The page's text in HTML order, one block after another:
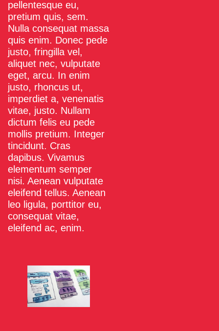
pellentesque eu,
pretium quis, sem.
Nulla consequat massa
quis enim. Donec pede
justo, fringilla vel,
aliquet nec, vulputate
eget, arcu. In enim
justo, rhoncus ut,
imperdiet a, venenatis
vitae, justo. Nullam
dictum felis eu pede
mollis pretium. Integer
tincidunt. Cras
dapibus. Vivamus
elementum semper
nisi. Aenean vulputate
eleifend tellus. Aenean
leo ligula, porttitor eu,
consequat vitae,
eleifend ac, enim.